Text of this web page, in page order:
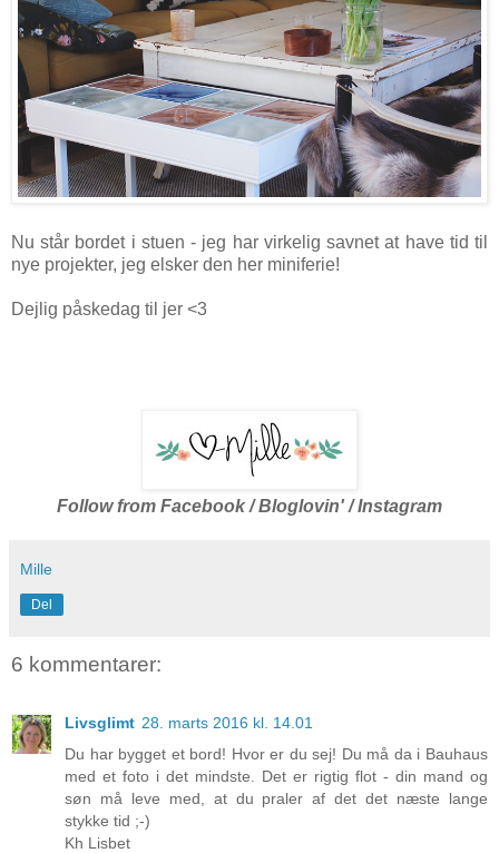
Nu står bordet i stuen - jeg har virkelig savnet at have tid til
nye projekter, jeg elsker den her miniferie!
Dejlig påskedag til jer <3
Follow from Facebook /Bloglovin' /Instagram
Mille
Del
6 kommentarer:
Livsglimt 28. marts 2016 kl. 14.01
Du har bygget et bord! Hvor er du sej! Du må da i Bauhaus
med et foto i det mindste. Det er rigtig flot - din mand og
søn må leve med, at du praler af det det næste lange
stykke tid ;-)
Kh Lisbet